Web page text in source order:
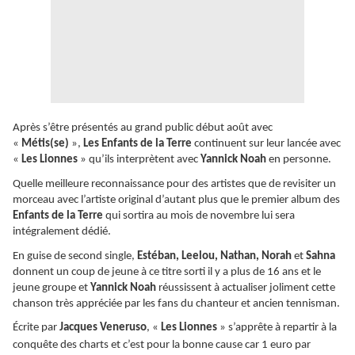
Après s’être présentés au grand public début août avec
« Métis(se) », Les Enfants de la Terre continuent sur leur lancée avec
« Les Lionnes » qu’ils interprètent avec Yannick Noah en personne.
Quelle meilleure reconnaissance pour des artistes que de revisiter un
morceau avec l’artiste original d’autant plus que le premier album des
Enfants de la Terre qui sortira au mois de novembre lui sera
intégralement dédié.
En guise de second single, Estéban, Leelou, Nathan, Norah et Sahna
donnent un coup de jeune à ce titre sorti il y a plus de 16 ans et le
jeune groupe et Yannick Noah réussissent à actualiser joliment cette
chanson très appréciée par les fans du chanteur et ancien tennisman.
Écrite par Jacques Veneruso, « Les Lionnes » s’apprête à repartir à la
conquête des charts et c’est pour la bonne cause car 1 euro par